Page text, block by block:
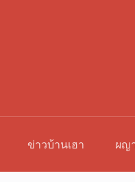
ข่าวบ้านเฮา ผญ